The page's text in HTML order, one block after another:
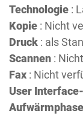
Technologie :
Kopie : Nicht
Druck : als
Scannen :
Fax : Nicht
User
Aufwärmphase